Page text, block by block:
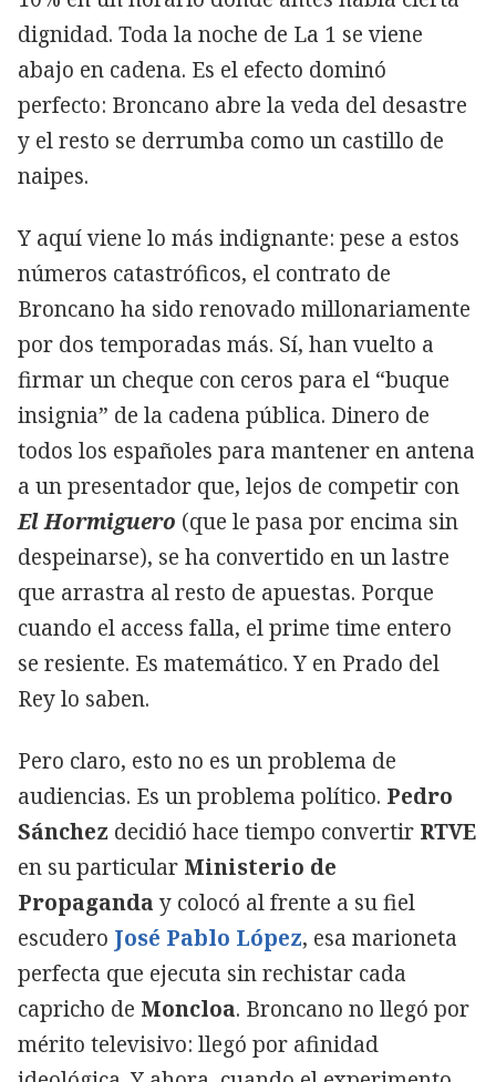
dignidad. Toda la noche de La 1 se viene
abajo en cadena. Es el efecto dominó
perfecto: Broncano abre la veda del desastre
y el resto se derrumba como un castillo de
naipes.
Y aquí viene lo más indignante: pese a estos
números catastróficos, el contrato de
Broncano ha sido renovado millonariamente
por dos temporadas más. Sí, han vuelto a
firmar un cheque con ceros para el “buque
insignia” de la cadena pública. Dinero de
todos los españoles para mantener en antena
a un presentador que, lejos de competir con
El Hormiguero (que le pasa por encima sin
despeinarse), se ha convertido en un lastre
que arrastra al resto de apuestas. Porque
cuando el access falla, el prime time entero
se resiente. Es matemático. Y en Prado del
Rey lo saben.
Pero claro, esto no es un problema de
audiencias. Es un problema político. Pedro
Sánchez decidió hace tiempo convertir RTVE
en su particular Ministerio de
Propaganda y colocó al frente a su fiel
escudero José Pablo López, esa marioneta
perfecta que ejecuta sin rechistar cada
capricho de Moncloa. Broncano no llegó por
mérito televisivo: llegó por afinidad